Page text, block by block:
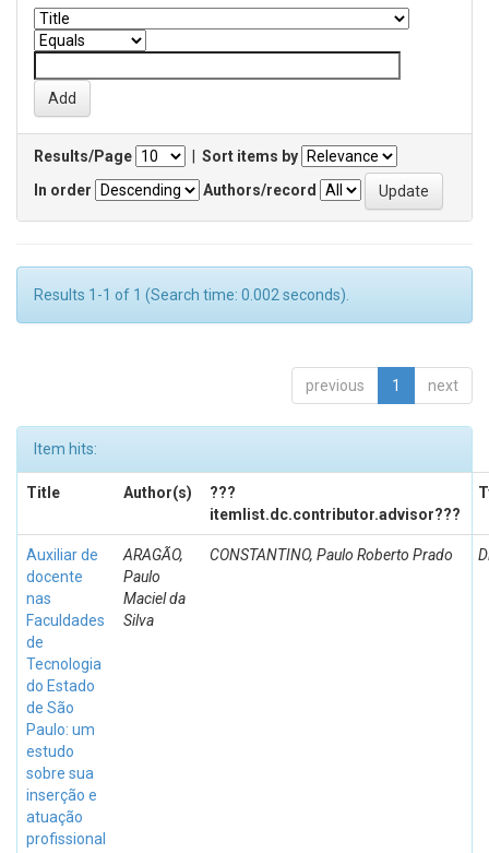
Results/Page
Sort items by
In order
Authors/record
Results 1-1 of 1 (Search time: 0.002 seconds).
previous 1 next
Item hits:
Title Author(s)
???
itemlist.dc.contributor.advisor???
Auxiliar de
docente
nas
Faculdades
de
Tecnologia
do Estado
de São
Paulo: um
estudo
sobre sua
inserção e
atuação
profissional
ARAGÃO,
Paulo
Maciel da
Silva
CONSTANTINO, Paulo Roberto Prado